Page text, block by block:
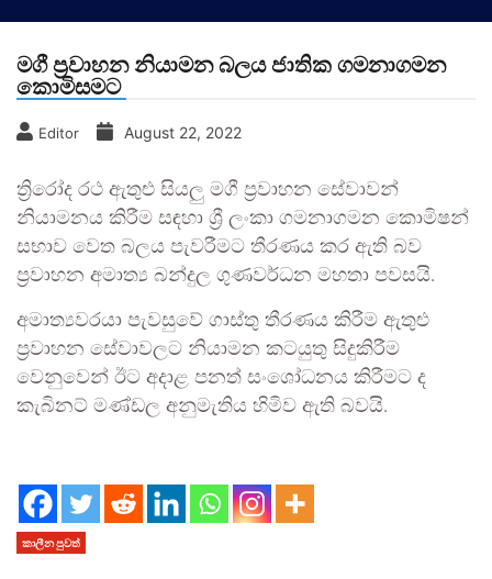
මගී ප්‍රවාහන නියාමන බලය ජාතික ගමනාගමන
කොමිසමට
Editor August 22, 2022
ත්‍රිරෝද රථ ඇතුළු සියලු මගී ප්‍රවාහන සේවාවන්
නියාමනය කිරීම සඳහා ශ්‍රී ලංකා ගමනාගමන කොමිෂන්
සභාව වෙත බලය පැවරීමට තීරණය කර ඇති බව
ප්‍රවාහන අමාත්‍ය බන්දුල ගුණවර්ධන මහතා පවසයි.
අමාත්‍යවරයා පැවසුවේ ගාස්තු තීරණය කිරීම ඇතුළු
ප්‍රවාහන සේවාවලට නියාමන කටයුතු සිදුකිරීම
වෙනුවෙන් ඊට අදාළ පනත් සංශෝධනය කිරීමට ද
කැබිනට් මණ්ඩල අනුමැතිය හිමිව ඇති බවයි.
කාලීන පුවත්